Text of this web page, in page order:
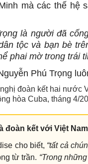
mà các thế hệ
là người đã
tộc và bạn bè
phai mờ trong trái
đoàn kết hai nước
hòa Cuba, tháng 4/
đoàn kết với Việt Nam
cho biết, “tất cả
từ trần. “Trong